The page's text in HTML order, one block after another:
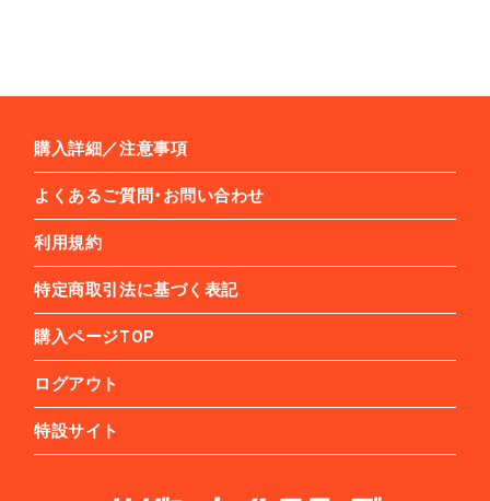
購入詳細／注意事項
よくあるご質問・お問い合わせ
利用規約
特定商取引法に基づく表記
購入ページTOP
ログアウト
特設サイト